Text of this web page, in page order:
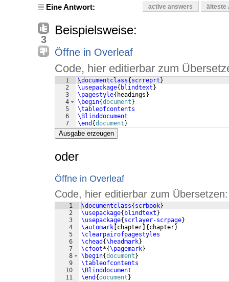
Eine Antwort: active answers älteste
3
Beispielsweise:
Öffne in Overleaf
Code, hier editierbar zum
1
2
3
4
5
6
7
\documentclass{ scrreprt }
\usepackage{ blindtext }
\pagestyle{ headings }
\begin{document }
\tableofcontents
\Blinddocument
\end {document }
Ausgabe erzeugen
oder
Öffne in Overleaf
Code, hier editierbar zum Übersetzen:
1
2
3
4
5
6
7
8
9
10
11
\documentclass{ scrbook}
\usepackage{ blindtext }
\usepackage{ scrlayer-scrpage}
\automark chapter { chapter}
\clearpairofpagestyles
\chead {\headmark}
\cfoot*{\pagemark}
\begin{document }
\tableofcontents
\Blinddocument
\end {document }